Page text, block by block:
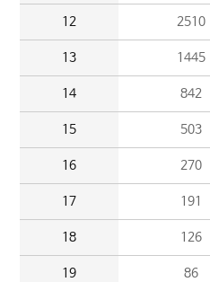
12 2510
13 1445
14 842
15 503
16 270
17 191
18 126
19 86